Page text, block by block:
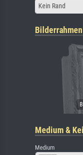
Kein Rand
Bilderrahmen
Medium &
Medium